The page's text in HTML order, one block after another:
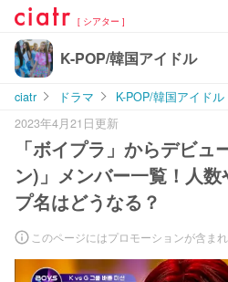
[ シアター ]
K-POP/韓国アイドル
ciatr ドラマ K-POP/韓国アイドル
2023年4月21日更新
「ボイプラ」からデビュ
ン)」メンバー一覧！人
プ名はどうなる？
このページにはプロモーションが含ま